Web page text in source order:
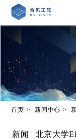
首页 新闻中心
新闻 | 北京大学